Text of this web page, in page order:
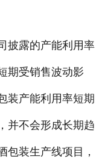
露的产能利用率
期受销售波动影
装产能利用率短期
并不会形成长期趋
包装生产线项目，